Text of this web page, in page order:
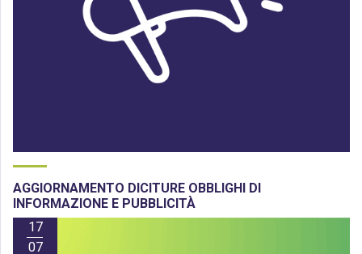
AGGIORNAMENTO DICITURE OBBLIGHI DI
INFORMAZIONE E PUBBLICITÀ
17
07